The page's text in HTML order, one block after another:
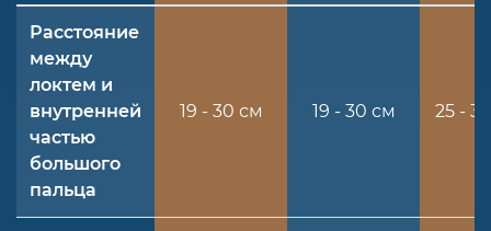
Расстояние
между
локтем и
внутренней
частью
большого
пальца
19 - 30 см 19 - 30 см 25 -